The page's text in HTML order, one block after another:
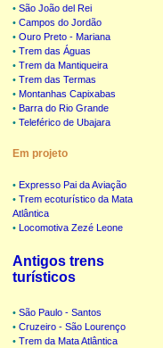
• São João del Rei
• Campos do Jordão
• Ouro Preto - Mariana
• Trem das Águas
• Trem da Mantiqueira
• Trem das Termas
• Montanhas Capixabas
• Barra do Rio Grande
• Teleférico de Ubajara
Em projeto
• Expresso Pai da Aviação
• Trem ecoturístico da Mata
Atlântica
• Locomotiva Zezé Leone
Antigos trens
turísticos
• São Paulo - Santos
• Cruzeiro - São Lourenço
• Trem da Mata Atlântica